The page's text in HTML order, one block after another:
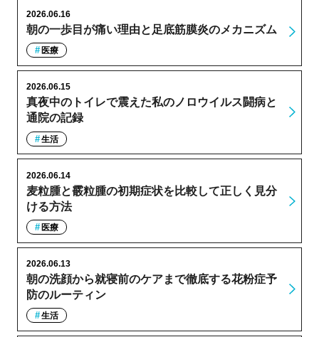
朝の一歩目が痛い理由と足底筋膜炎のメカニズム
2026.06.16
医療
真夜中のトイレで震えた私のノロウイルス闘病と
通院の記録
2026.06.15
生活
麦粒腫と霰粒腫の初期症状を比較して正しく見分
ける方法
2026.06.14
医療
朝の洗顔から就寝前のケアまで徹底する花粉症予
防のルーティン
2026.06.13
生活